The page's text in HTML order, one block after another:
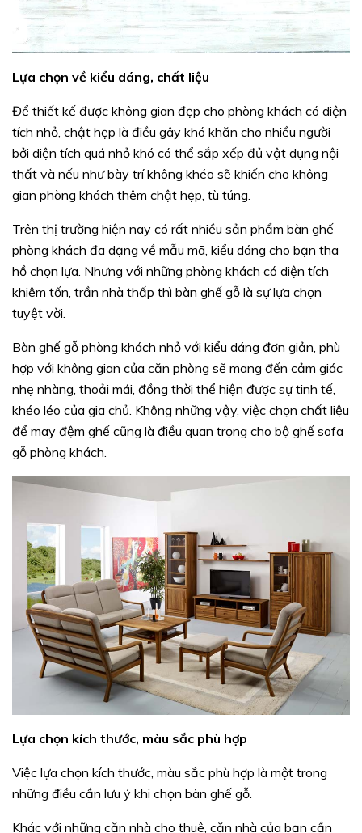
Lựa chọn về kiểu dáng, chất liệu
Để thiết kế được không gian đẹp cho phòng khách có diện
tích nhỏ, chật hẹp là điều gây khó khăn cho nhiều người
bởi diện tích quá nhỏ khó có thể sắp xếp đủ vật dụng nội
thất và nếu như bày trí không khéo sẽ khiến cho không
gian phòng khách thêm chật hẹp, tù túng.
Trên thị trường hiện nay có rất nhiều sản phẩm bàn ghế
phòng khách đa dạng về mẫu mã, kiểu dáng cho bạn tha
hồ chọn lựa. Nhưng với những phòng khách có diện tích
khiêm tốn, trần nhà thấp thì bàn ghế gỗ là sự lựa chọn
tuyệt vời.
Bàn ghế gỗ phòng khách nhỏ với kiểu dáng đơn giản, phù
hợp với không gian của căn phòng sẽ mang đến cảm giác
nhẹ nhàng, thoải mái, đồng thời thể hiện được sự tinh tế,
khéo léo của gia chủ. Không những vậy, việc chọn chất liệu
để may đệm ghế cũng là điều quan trọng cho bộ ghế sofa
gỗ phòng khách.
Lựa chọn kích thước, màu sắc phù hợp
Việc lựa chọn kích thước, màu sắc phù hợp là một trong
những điều cần lưu ý khi chọn bàn ghế gỗ.
Khác với những căn nhà cho thuê, căn nhà của bạn cần